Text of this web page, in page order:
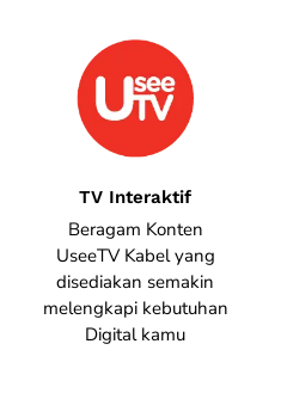
TV Interaktif
Beragam Konten
UseeTV Kabel yang
disediakan semakin
melengkapi kebutuhan
Digital kamu